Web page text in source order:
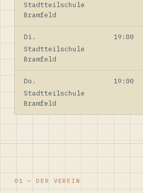
Stadtteilschule
Bramfeld
Di.
19:00
Stadtteilschule
Bramfeld
Do.
19:00
Stadtteilschule
Bramfeld
01 — DER VEREIN